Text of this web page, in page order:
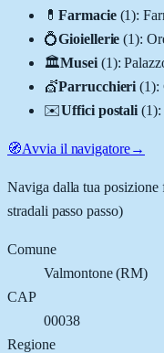
💊 Farmacie (1):
💍Gioiellerie (1):
🏛️Musei (1):
💇Parrucchieri (1):
✉️Uffici postali (1):
🧭Avvia il navigatore→
Naviga dalla tua
stradali passo passo)
Comune
Valmontone(RM)
CAP
00038
Regione